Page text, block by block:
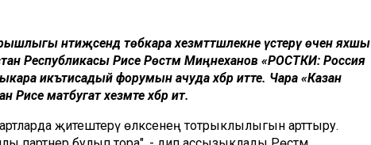
нәтиҗәсендә төбәкара хезмәттәшлекне үстерү өчен яхшы
Республикасы Рәисе Рөстәм Миңнеханов «РОСТКИ: Россия
икътисадый форумын ачуда хәбәр итте. Чара «Казан
матбугат хезмәте хәбәр итә.
җитештерү өлкәсенең тотрыклылыгын арттыру.